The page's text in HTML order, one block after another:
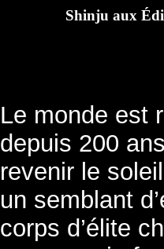
Shinju aux
Le monde est
depuis 200
revenir le
un semblant
corps d’élite